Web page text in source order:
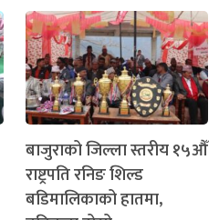
बाजुराको जिल्ला स्तरीय १५औँ
राष्ट्रपति रनिङ शिल्ड
बडिमालिकाको हातमा,